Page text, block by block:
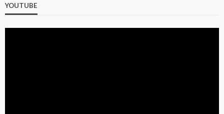
YOUTUBE